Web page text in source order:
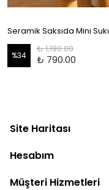
Seramik Saksıda Mini
%34
₺ 1,190.00
₺ 790.00
Site Haritası
Hesabım
Müşteri Hizmetleri